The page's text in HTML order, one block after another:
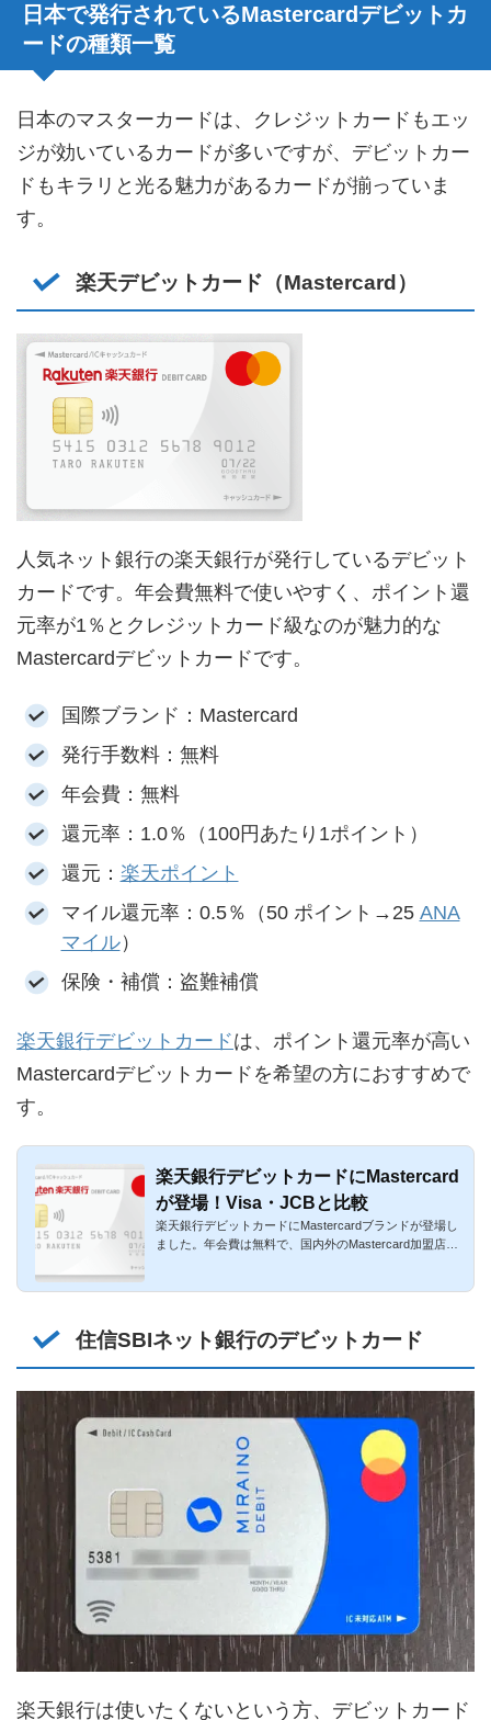
日本で発行されているMastercardデビットカ
ードの種類一覧
日本のマスターカードは、クレジットカードもエッ
ジが効いているカードが多いですが、デビットカー
ドもキラリと光る魅力があるカードが揃っていま
す。
楽天デビットカード（Mastercard）
人気ネット銀行の楽天銀行が発行しているデビット
カードです。年会費無料で使いやすく、ポイント還
元率が1％とクレジットカード級なのが魅力的な
Mastercardデビットカードです。
国際ブランド：Mastercard
発行手数料：無料
年会費：無料
還元率：1.0％（100円あたり1ポイント）
還元： 楽天ポイント
マイル還元率：0.5％（50 ポイント→25 ANA
マイル）
保険・補償：盗難補償
楽天銀行デビットカードは、ポイント還元率が高い
Mastercardデビットカードを希望の方におすすめで
す。
楽天銀行デビットカードにMastercard
が登場！Visa・JCBと比較
楽天銀行デビットカードにMastercardブランドが登場し
ました。年会費は無料で、国内外のMastercard加盟店で
住信SBIネット銀行のデビットカード
楽天銀行は使いたくないという方、デビットカード